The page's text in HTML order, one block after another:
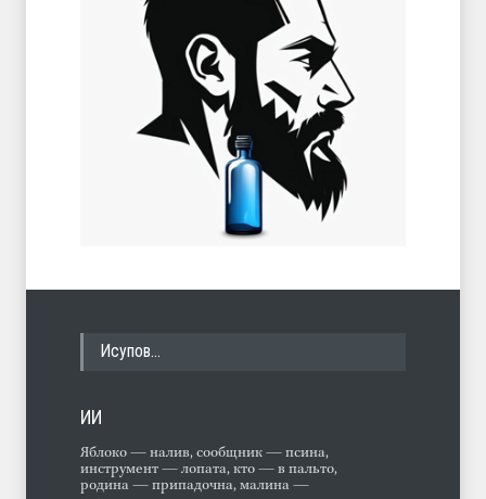
Исупов…
ИИ
Яблоко — налив, сообщник — псина,
инструмент — лопата, кто — в пальто,
родина — припадочна, малина —